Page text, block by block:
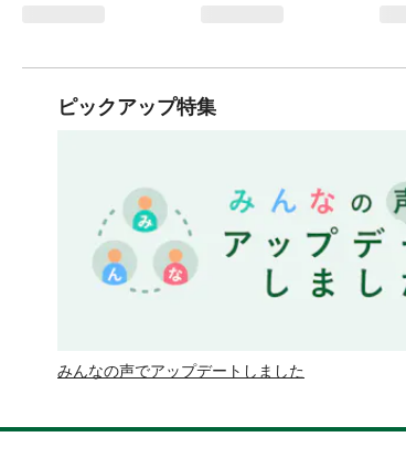
ピックアップ特集
みんなの声でアップデートしました